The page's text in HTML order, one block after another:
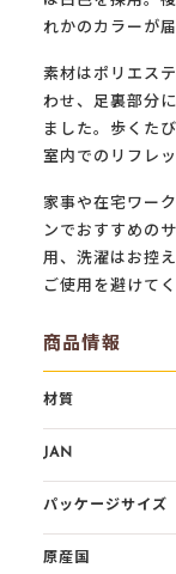
れかのカラーが届
素材はポリエス
わせ、足裏部分
ました。歩くた
室内でのリフレ
家事や在宅ワー
ンでおすすめの
用、洗濯はお控
ご使用を避けて
商品情報
材質
JAN
パッケージサイズ
原産国